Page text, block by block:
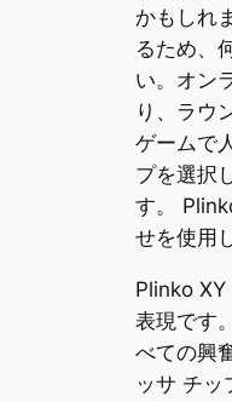
かもしれ
るため、
い。オン
り、ラウ
ゲームで
プを選択
す。
せを使用
Plinko XY
表現です
べての興
ッサ チ